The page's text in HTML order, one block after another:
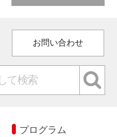
お問い合わせ
プログラム